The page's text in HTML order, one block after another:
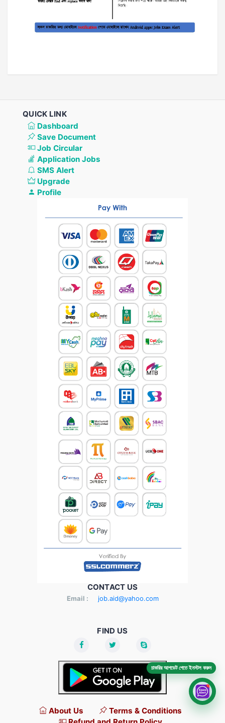
QUICK LINK
Dashboard
Save Document
Job Circular
Application Jobs
SMS Alert
Upgrade
Profile
CONTACT US
Email : job.aid@yahoo.com
FIND US
About Us
Terms & Conditions
চাকরির আপডেট পেতে ইনস্টল করুন